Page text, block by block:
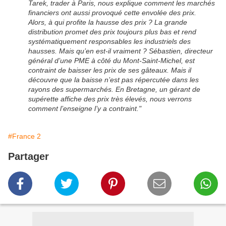
Tarek, trader à Paris, nous explique comment les marchés
financiers ont aussi provoqué cette envolée des prix.
Alors, à qui profite la hausse des prix ? La grande
distribution promet des prix toujours plus bas et rend
systématiquement responsables les industriels des
hausses. Mais qu’en est-il vraiment ? Sébastien, directeur
général d’une PME à côté du Mont-Saint-Michel, est
contraint de baisser les prix de ses gâteaux. Mais il
découvre que la baisse n’est pas répercutée dans les
rayons des supermarchés. En Bretagne, un gérant de
supérette affiche des prix très élevés, nous verrons
comment l’enseigne l’y a contraint."
#France 2
Partager